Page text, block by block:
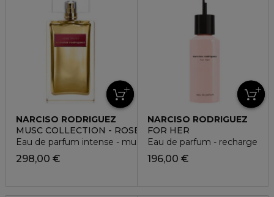
NARCISO RODRIGUEZ
MUSC COLLECTION - ROSE MUSC
Eau de parfum intense - musquée florale
298,00 €
NARCISO RODRIGUEZ
FOR HER
Eau de parfum - recharge
196,00 €